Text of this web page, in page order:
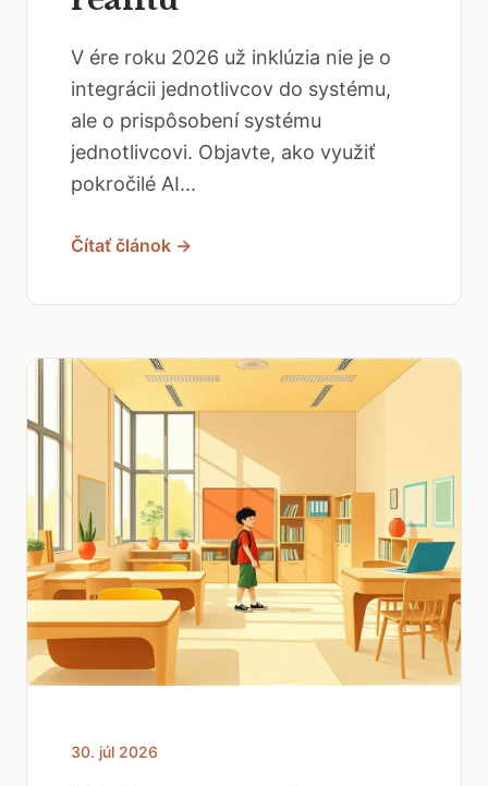
V ére roku 2026 už inklúzia nie je o
integrácii jednotlivcov do systému,
ale o prispôsobení systému
jednotlivcovi. Objavte, ako využiť
pokročilé AI...
Čítať článok →
30. júl 2026